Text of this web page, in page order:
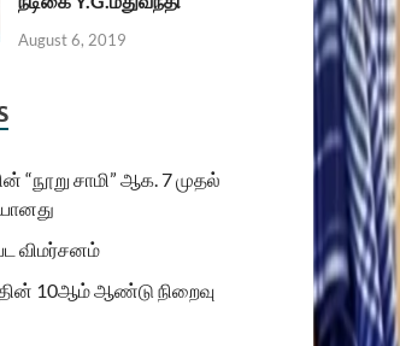
August 6, 2019
சாமி” ஆக. 7 முதல்
விமர்சனம்
10ஆம் ஆண்டு நிறைவு